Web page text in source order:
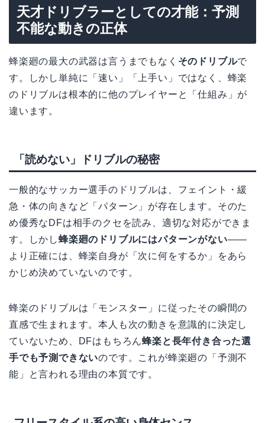
天才ドリブラーとしての才能：予測
不能な動きの正体
蜂楽廻の最大の武器は言うまでもなく そのドリブルで
す。しかし単純に「速い」「上手い」ではなく、蜂楽
のドリブルは根本的に他のプレイヤーと「仕組み」が
違います。
「読めない」ドリブルの秘密
一般的なサッカー選手のドリブルは、フェイント・緩
急・体の向きなど「パターン」が存在します。そのた
め優秀なDFは相手のクセを読み、適切な対応ができま
す。しかし蜂楽廻のドリブルにはパターンがない——
より正確には、蜂楽自身が「次に何をするか」をあら
かじめ決めていないのです。
蜂楽のドリブルは「モンスター」に従ったその瞬間の
直感で生まれます。本人も次の動きを意識的に決定し
ていないため、DFはもちろん蜂楽と長年付き合った選
手でも予測できないのです。これが蜂楽廻の「予測不
能」と言われる理由の本質です。